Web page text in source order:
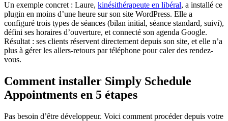
Un exemple concret : Laure, kinésithérapeute en libéral, a installé ce
plugin en moins d’une heure sur son site WordPress. Elle a
configuré trois types de séances (bilan initial, séance standard, suivi),
défini ses horaires d’ouverture, et connecté son agenda Google.
Résultat : ses clients réservent directement depuis son site, et elle n’a
plus à gérer les allers-retours par téléphone pour caler des rendez-
vous.
Comment installer Simply Schedule
Appointments en 5 étapes
Pas besoin d’être développeur. Voici comment procéder depuis votre